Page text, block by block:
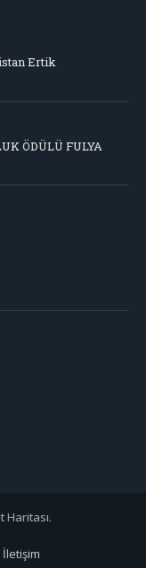
Ertik
ÖDÜLÜ FULYA
Haritası.
İletişim